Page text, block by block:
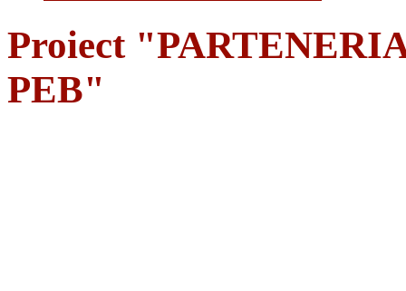
Proiect
PEB"